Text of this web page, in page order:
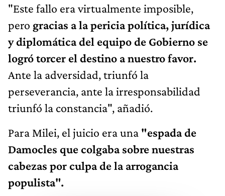
"Este fallo era virtualmente imposible,
pero gracias a la pericia política, jurídica
y diplomática del equipo de Gobierno se
logró torcer el destino a nuestro favor.
Ante la adversidad, triunfó la
perseverancia, ante la irresponsabilidad
triunfó la constancia", añadió.
Para Milei, el juicio era una "espada de
Damocles que colgaba sobre nuestras
cabezas por culpa de la arrogancia
populista".